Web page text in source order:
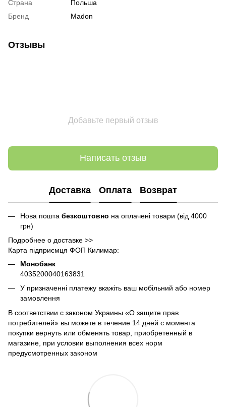
Страна
Польша
Бренд
Madon
Отзывы
Добавьте первый отзыв
Написать отзыв
Доставка Оплата Возврат
Нова пошта безкоштовно на оплачені товари (від 4000
грн)
Подробнее о доставке >>
Карта підприємця ФОП Килимар:
Монобанк
4035200040163831
У призначенні платежу вкажіть ваш мобільний або номер
замовлення
В соответствии с законом Украины «О защите прав
потребителей» вы можете в течение 14 дней с момента
покупки вернуть или обменять товар, приобретенный в
магазине, при условии выполнения всех норм
предусмотренных законом